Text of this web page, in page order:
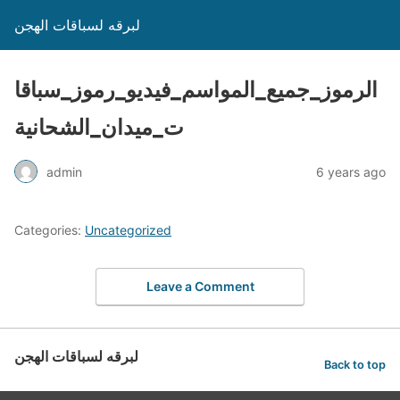
لبرقه لسباقات الهجن
الرموز_جميع_المواسم_فيديو_رموز_سباقا
ت_ميدان_الشحانية
admin 6 years ago
Categories: Uncategorized
Leave a Comment
لبرقه لسباقات الهجن Back to top